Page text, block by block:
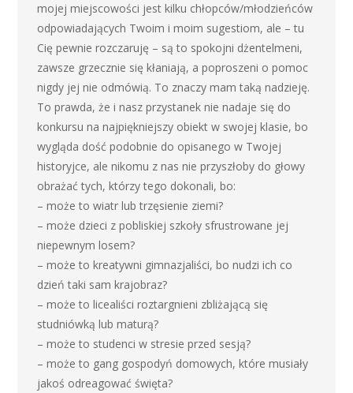
mojej miejscowości jest kilku chłopców/młodzieńców
odpowiadających Twoim i moim sugestiom, ale – tu
Cię pewnie rozczaruję – są to spokojni dżentelmeni,
zawsze grzecznie się kłaniają, a poproszeni o pomoc
nigdy jej nie odmówią. To znaczy mam taką nadzieję.
To prawda, że i nasz przystanek nie nadaje się do
konkursu na najpiękniejszy obiekt w swojej klasie, bo
wygląda dość podobnie do opisanego w Twojej
historyjce, ale nikomu z nas nie przyszłoby do głowy
obrażać tych, którzy tego dokonali, bo:
– może to wiatr lub trzęsienie ziemi?
– może dzieci z pobliskiej szkoły sfrustrowane jej
niepewnym losem?
– może to kreatywni gimnazjaliści, bo nudzi ich co
dzień taki sam krajobraz?
– może to licealiści roztargnieni zbliżającą się
studniówką lub maturą?
– może to studenci w stresie przed sesją?
– może to gang gospodyń domowych, które musiały
jakoś odreagować święta?